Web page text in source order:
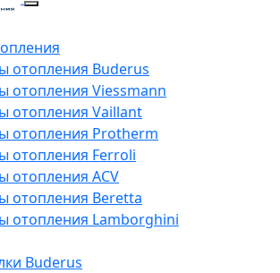
отопления Buderus
отопления Viessmann
отопления Vaillant
отопления Protherm
отопления Ferroli
отопления ACV
отопления Beretta
отопления Lamborghini
Buderus